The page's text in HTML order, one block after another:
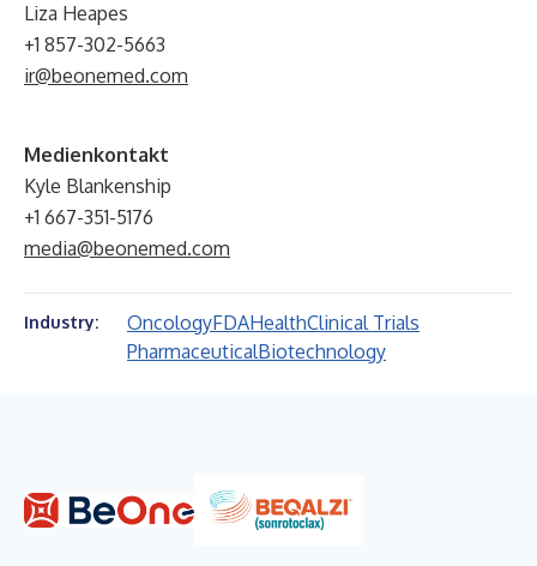
Liza Heapes
+1 857-302-5663
ir@beonemed.com
Medienkontakt
Kyle Blankenship
+1 667-351-5176
media@beonemed.com
Industry: OncologyFDAHealthClinical Trials
PharmaceuticalBiotechnology